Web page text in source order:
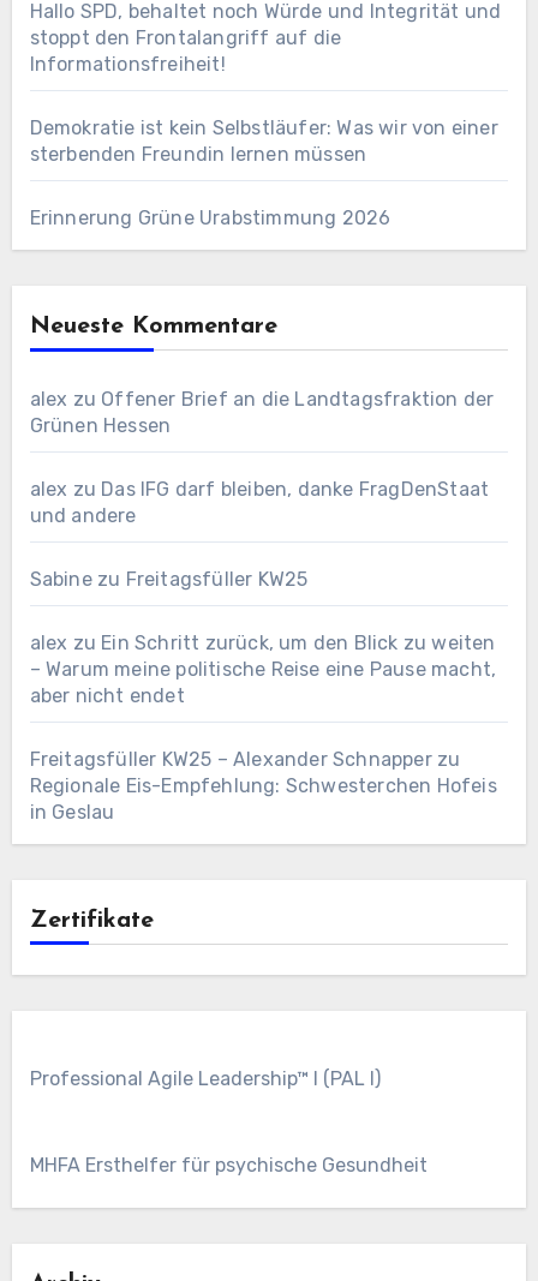
Hallo SPD, behaltet noch Würde und Integrität und
stoppt den Frontalangriff auf die
Informationsfreiheit!
Demokratie ist kein Selbstläufer: Was wir von einer
sterbenden Freundin lernen müssen
Erinnerung Grüne Urabstimmung 2026
Neueste Kommentare
alex zu Offener Brief an die Landtagsfraktion der
Grünen Hessen
alex zu Das IFG darf bleiben, danke FragDenStaat
und andere
Sabinezu Freitagsfüller KW25
alex zu Ein Schritt zurück, um den Blick zu weiten
– Warum meine politische Reise eine Pause macht,
aber nicht endet
Freitagsfüller KW25 – Alexander Schnapperzu
Regionale Eis-Empfehlung: Schwesterchen Hofeis
in Geslau
Zertifikate
Professional Agile Leadership™ I (PAL I)
MHFA Ersthelfer für psychische Gesundheit